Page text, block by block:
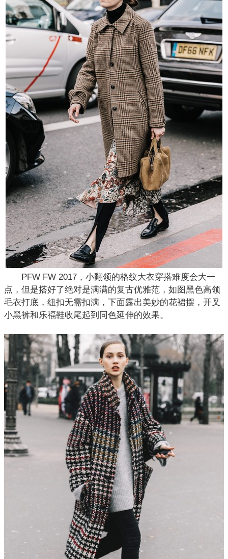
PFW FW 2017，小翻领的格纹大衣穿搭难度会大一
点，但是搭好了绝对是满满的复古优雅范，如图黑色高领
毛衣打底，纽扣无需扣满，下面露出美妙的花裙摆，开叉
小黑裤和乐福鞋收尾起到同色延伸的效果。